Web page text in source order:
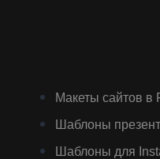
Макеты сайтов в
Шаблоны
Шаблоны для